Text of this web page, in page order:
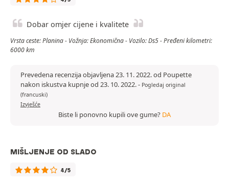
Dobar omjer cijene i kvalitete
Vrsta ceste: Planina - Vožnja: Ekonomična - Vozilo: Ds5 - Pređeni kilometri:
6000 km
Prevedena recenzija objavljena 23. 11. 2022. od Poupette
nakon iskustva kupnje od 23. 10. 2022.- Pogledaj original
(francuski)
Izvješće
Biste li ponovno kupili ove gume? DA
MIŠLJENJE OD SLADO
4/5